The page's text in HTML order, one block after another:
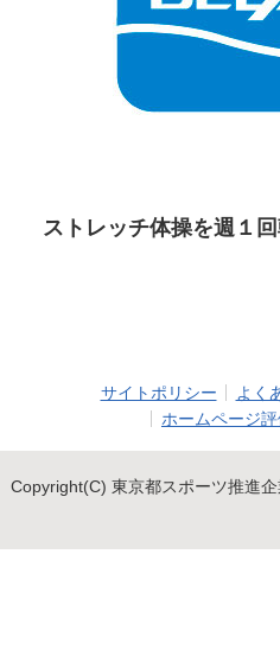
ストレッチ体操を週１
サイトポリシー よく
ホームページ
Copyright(C) 東京都スポーツ推進